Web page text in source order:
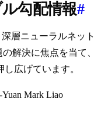
勾配情報#
層ニューラルネット
解決に焦点を当て、
広げています。
Mark Liao